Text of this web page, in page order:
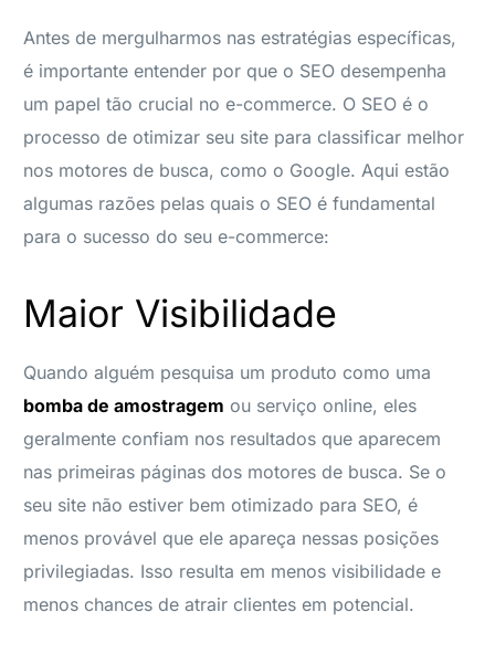
Antes de mergulharmos nas estratégias específicas,
é importante entender por que o SEO desempenha
um papel tão crucial no e-commerce. O SEO é o
processo de otimizar seu site para classificar melhor
nos motores de busca, como o Google. Aqui estão
algumas razões pelas quais o SEO é fundamental
para o sucesso do seu e-commerce:
Maior Visibilidade
Quando alguém pesquisa um produto como uma
bomba de amostragem ou serviço online, eles
geralmente confiam nos resultados que aparecem
nas primeiras páginas dos motores de busca. Se o
seu site não estiver bem otimizado para SEO, é
menos provável que ele apareça nessas posições
privilegiadas. Isso resulta em menos visibilidade e
menos chances de atrair clientes em potencial.